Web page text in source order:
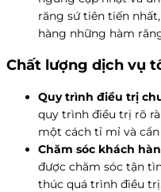
răng sứ tiên tiến
hàng những hàm
Chất lượng dịch vụ
Quy trình điều trị
quy trình điều trị rõ
một cách tỉ mỉ và cẩn
Chăm sóc khách
được chăm sóc tận
thúc quá trình điều trị.